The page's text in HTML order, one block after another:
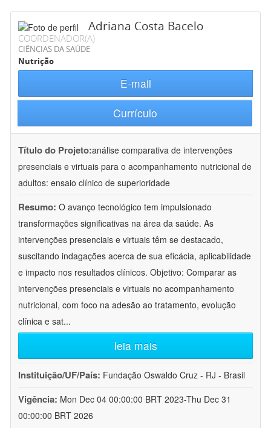
Adriana Costa Bacelo
COORDENADOR(A)
CIÊNCIAS DA SAÚDE
Nutrição
E-mail
Currículo
Título do Projeto:análise comparativa de intervenções
presenciais e virtuais para o acompanhamento nutricional de
adultos: ensaio clínico de superioridade
Resumo: O avanço tecnológico tem impulsionado
transformações significativas na área da saúde. As
intervenções presenciais e virtuais têm se destacado,
suscitando indagações acerca de sua eficácia, aplicabilidade
e impacto nos resultados clínicos. Objetivo: Comparar as
intervenções presenciais e virtuais no acompanhamento
nutricional, com foco na adesão ao tratamento, evolução
clínica e sat...
leia mais
Instituição/UF/País: Fundação Oswaldo Cruz - RJ - Brasil
Vigência: Mon Dec 04 00:00:00 BRT 2023-Thu Dec 31
00:00:00 BRT 2026